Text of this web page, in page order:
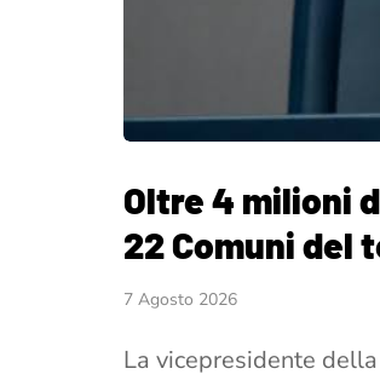
Oltre 4 milioni
22 Comuni del
7 Agosto 2026
La vicepresidente